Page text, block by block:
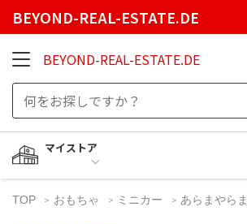
BEYOND-REAL-ESTATE.DE
BEYOND-REAL-ESTATE.DE
マイストア
TOP おもちゃ ミニカー あらまやらま